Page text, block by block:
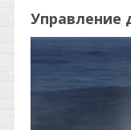
Управление